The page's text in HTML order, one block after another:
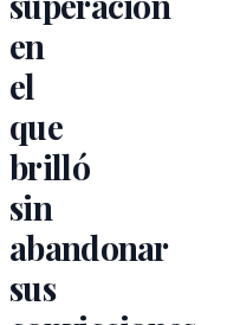
en
el
que
brilló
sin
abandonar
sus